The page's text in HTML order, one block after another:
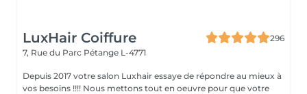
LuxHair Coiffure
296
7, Rue du Parc Pétange L-4771
Depuis 2017 votre salon Luxhair essaye de répondre au mieux à
vos besoins !!!! Nous mettons tout en oeuvre pour que votre